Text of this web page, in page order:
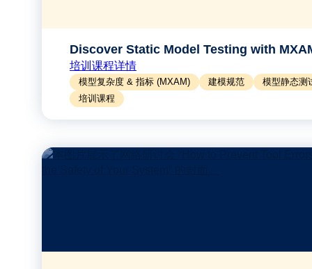
Discover Static Model Testing with
培训课程详情
模型复杂度 & 指标 (MXAM) 建模规范
模型静态测
培训课程